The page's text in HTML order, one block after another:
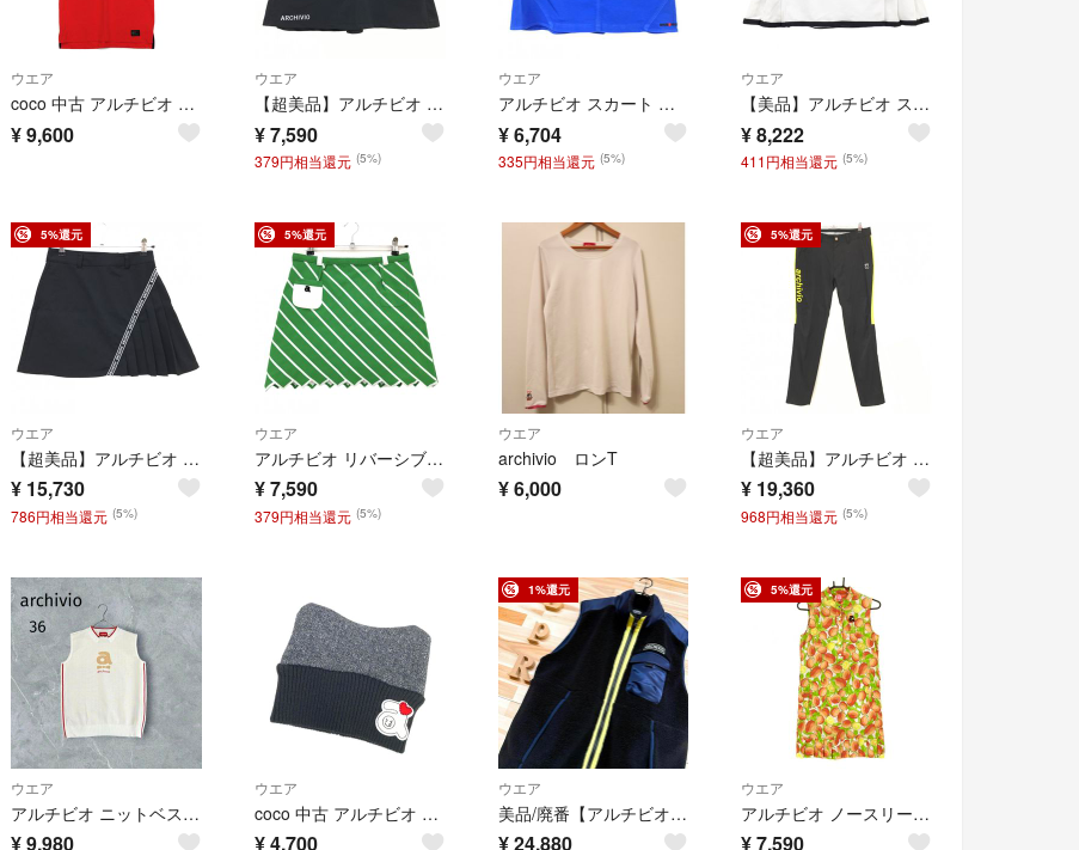
ウエア
coco 中古 アルチビオ archivio メンズ 半袖ポロシャツ 48(L) ピンク
¥9,600
ウエア
【超美品】アルチビオ ナイロンスカート 黒 ウエストゴム ストレッチ パイピング白 レディース 36(S) ゴルフウェア archivio
¥7,590
379円相当還元 (5%)
ウエア
アルチビオ スカート ブルー ストレッチ ロゴワッペン レディース 38(M) ゴルフウェア archivio
¥6,704
335円相当還元 (5%)
ウエア
【美品】アルチビオ スカート 白×ネイビー サイドプリーツ 裏地付 レディース 38(M) ゴルフウェア archivio
¥8,222
411円相当還元 (5%)
5%還元
ウエア
【超美品】アルチビオ スカート 黒×白 一部プリーツ 撥水 ロゴライン レディース 38(M) ゴルフウェア 2025年カタログ掲載モデル archivio
¥ 15,730
786円相当還元 (5%)
5%還元
ウエア
アルチビオ リバーシブルニットスカート グリーン×白 斜めストライプ ウエストゴム ストレッチ レディース ゴルフウェア archivio
¥7,590
379円相当還元 (5%)
ウエア
archivio ロンT
¥6,000
5%還元
ウエア
【超美品】アルチビオ パンツ 黒×イエロー サイドライン ストレッチ メンズ 50(XL) ゴルフウェア archivio
¥ 19,360
968円相当還元 (5%)
ウエア
アルチビオ ニットベスト 36 S 白 ロゴ ゴルフ レディース メッシュ編み
¥9,980
ウエア
coco 中古 アルチビオ archivio ニット帽 グレー×ブラック ヘリンボーン柄 ビーニー ワッチ
¥4,700
1%還元
ウエア
美品/廃番【アルチビオ】ソフト ボア ハイブリッド ストレッチ ベスト ゴルフ黒
¥24,880
5%還元
ウエア
アルチビオ ノースリーブポロワンピース 白×オレンジ系×ライトグリーン系 総柄 レモン レディース 36(S) ゴルフウェア archivio
¥7,590